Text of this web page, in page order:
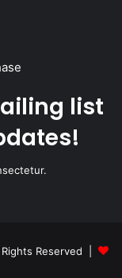
list
Reserved |